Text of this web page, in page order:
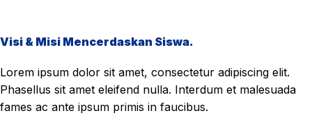
Visi & Misi Mencerdaskan Siswa.
Lorem ipsum dolor sit amet, consectetur adipiscing elit.
Phasellus sit amet eleifend nulla. Interdum et malesuada
fames ac ante ipsum primis in faucibus.